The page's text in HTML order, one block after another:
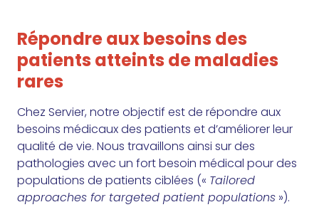
Répondre aux besoins des
patients atteints de maladies
rares
Chez Servier, notre objectif est de répondre aux
besoins médicaux des patients et d’améliorer leur
qualité de vie. Nous travaillons ainsi sur des
pathologies avec un fort besoin médical pour des
populations de patients ciblées (« Tailored
approaches for targeted patient populations »).